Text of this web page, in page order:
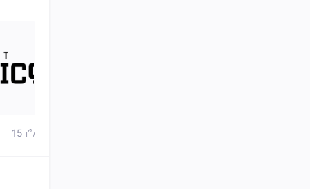
15 